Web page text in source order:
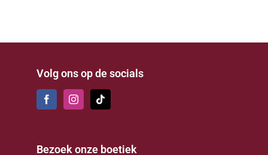
Volg ons op de socials
Bezoek onze boetiek